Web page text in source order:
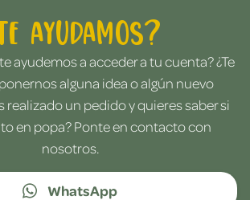
ayudamos?
ayudemos a acceder a tu cuenta? ¿Te
alguna idea o algún nuevo
realizado un pedido y quieres saber si
en popa? Ponte en contacto con
nosotros.
WhatsApp